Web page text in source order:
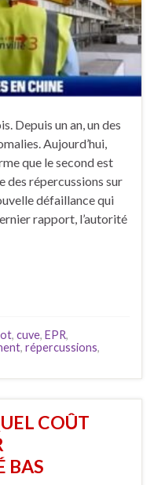
Depuis un an, un des
Aujourd’hui,
que le second est
des répercussions sur
défaillance qui
rapport, l’autorité
, cuve, EPR,
, répercussions,
COÛT
BAS